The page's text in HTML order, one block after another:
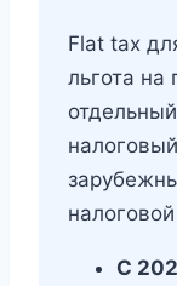
Flat tax
льгота на
С